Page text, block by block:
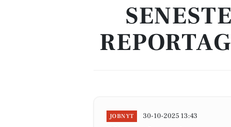
JOBNYT 30-10-2025 13:43